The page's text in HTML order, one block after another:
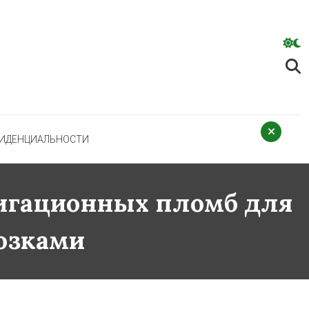
пломб для